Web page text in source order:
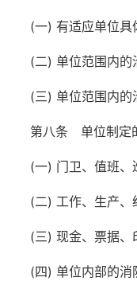
(一) 有适应单位具
(二) 单位范围内的
(三) 单位范围内的
第八条 单位制定
(一) 门卫、值班、
(二) 工作、生产、
(三) 现金、票据、
(四) 单位内部的消